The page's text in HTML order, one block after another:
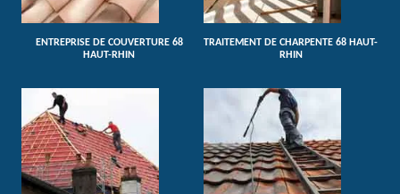
ENTREPRISE DE COUVERTURE 68
HAUT-RHIN
TRAITEMENT DE CHARPENTE 68 HAUT-
RHIN